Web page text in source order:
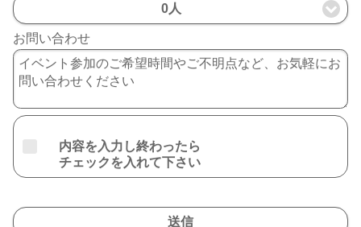
0人
お問い合わせ
内容を入力し終わったら
チェックを入れて下さい
送信